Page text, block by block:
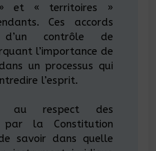
et « territoires »
Ces accords
contrôle de
l’importance de
un processus qui
l’esprit.
au respect des
par la Constitution
savoir dans quelle